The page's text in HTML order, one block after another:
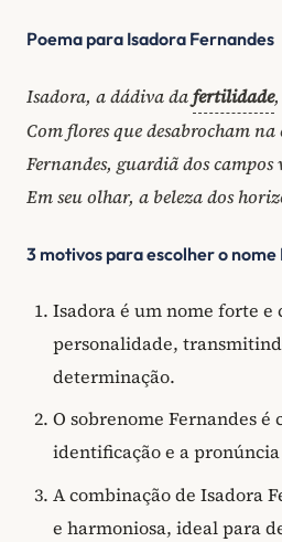
Poema para Isadora Fernandes
Isadora, a dádiva dafertilidade,
Com flores que desabrocham na
Fernandes, guardiã dos campos
Em seu olhar, a beleza dos
3 motivos para escolher o
Isadora é um nome forte e
personalidade,
determinação.
O sobrenome Fernandes
identificação e a
A combinação de Isadora
e harmoniosa, ideal para